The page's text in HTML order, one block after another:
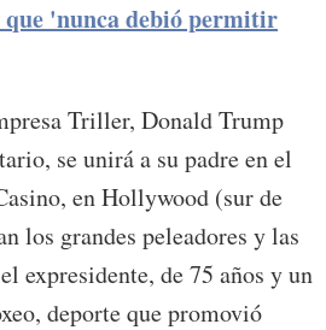
'nunca debió permitir
Triller, Donald Trump
se unirá a su padre en el
en Hollywood (sur de
los grandes peleadores y las
expresidente, de 75 años y un
deporte que promovió